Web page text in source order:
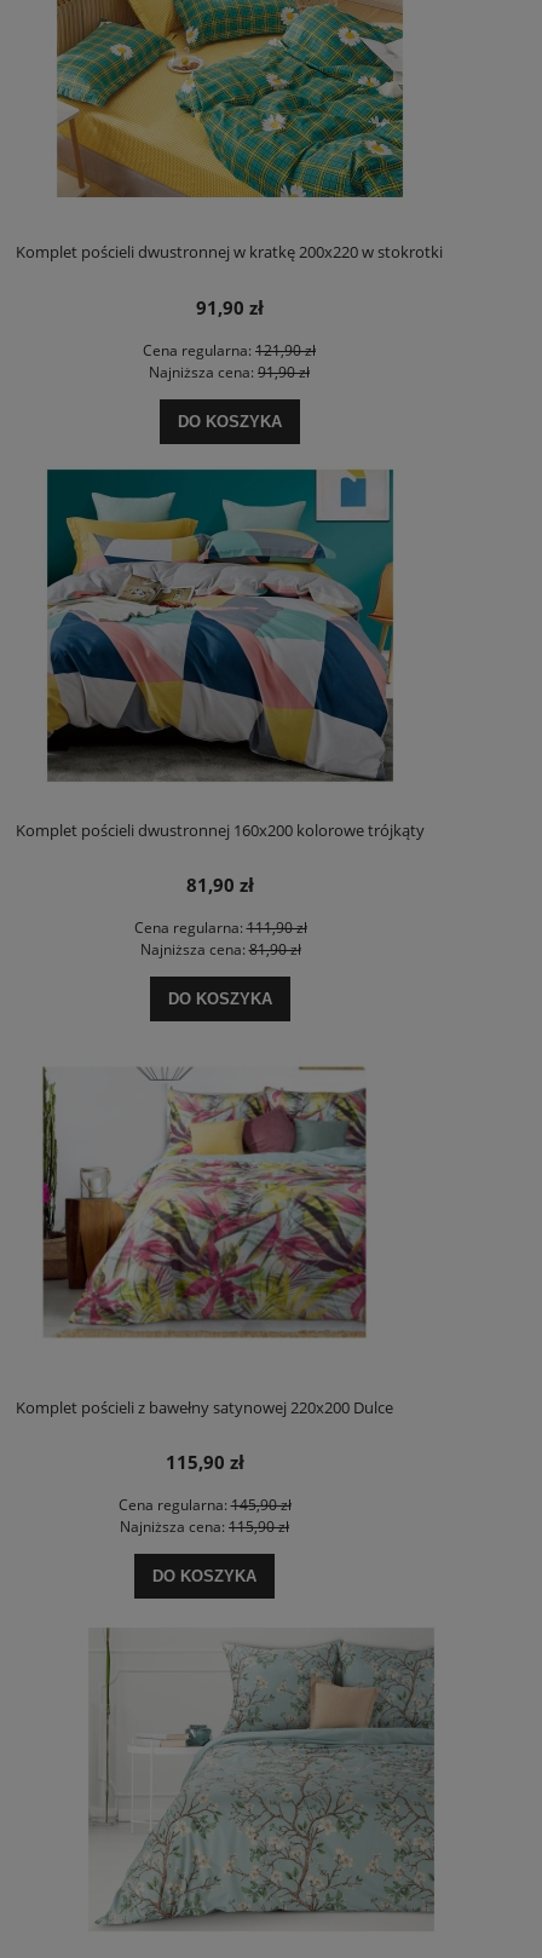
Komplet pościeli dwustronnej w kratkę 200x220 w stokrotki
91,90 zł
Cena regularna: 121,90 zł
Najniższa cena: 91,90 zł
DO KOSZYKA
Komplet pościeli dwustronnej 160x200 kolorowe trójkąty
81,90 zł
Cena regularna:111,90 zł
Najniższa cena:81,90 zł
DO KOSZYKA
Komplet pościeli z bawełny satynowej 220x200 Dulce
115,90 zł
Cena regularna:145,90 zł
Najniższa cena: 115,90 zł
DO KOSZYKA